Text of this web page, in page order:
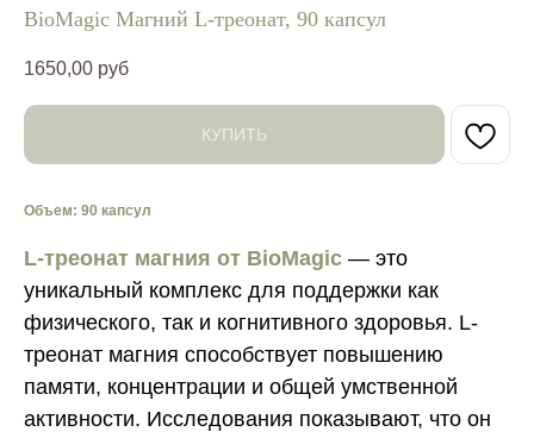
BioMagic Магний L-треонат, 90 капсул
1650,00 руб
КУПИТЬ
Объем: 90 капсул
L-треонат магния от BioMagic — это
уникальный комплекс для поддержки как
физического, так и когнитивного здоровья. L-
треонат магния способствует повышению
памяти, концентрации и общей умственной
активности. Исследования показывают, что он